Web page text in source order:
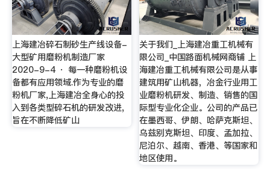
上海建冶碎石制砂生产线设备-
大型矿用磨粉机制造厂家
2020-9-4 · 每一种磨粉机设
备都有应用领域.作为专业的磨
粉机厂家,上海建冶全身心的投
入到各类型碎石机的研发改进,
旨在不断降低矿山
关于我们_上海建冶重工机械有
限公司_中国路面机械网商铺 上
海建冶重工机械有限公司是从事
建筑用矿山机器，冶金行业用工
业磨粉机研发、制造、销售的国
际型专业化企业。公司的产品已
在墨西哥、伊朗、哈萨克斯坦、
乌兹别克斯坦、印度、孟加拉、
尼泊尔、越南、香港、等国家和
地区使用。